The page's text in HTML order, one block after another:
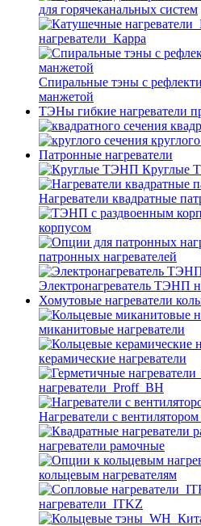
для горячеканальных систем
нагреватели_Карра
Спиральные тэны с
манжетой
ТЭНы гибкие нагреватели
Патронные нагреватели
Круглые
Нагреватели квадратные
корпусом
патронных нагревателей
Электронагреватель ТЭНП
Хомутовые нагреватели
миканитовые нагреватели
керамические нагреватели
нагреватели_Proff_BH
Нагреватели с
нагреватели рамочные
кольцевым нагревателям
нагреватели_ITKZ